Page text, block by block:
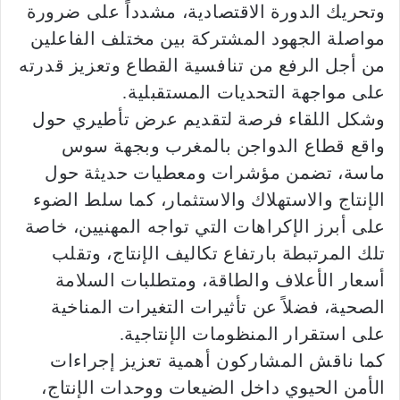
وتحريك الدورة الاقتصادية، مشدداً على ضرورة
مواصلة الجهود المشتركة بين مختلف الفاعلين
من أجل الرفع من تنافسية القطاع وتعزيز قدرته
على مواجهة التحديات المستقبلية.
وشكل اللقاء فرصة لتقديم عرض تأطيري حول
واقع قطاع الدواجن بالمغرب وبجهة سوس
ماسة، تضمن مؤشرات ومعطيات حديثة حول
الإنتاج والاستهلاك والاستثمار، كما سلط الضوء
على أبرز الإكراهات التي تواجه المهنيين، خاصة
تلك المرتبطة بارتفاع تكاليف الإنتاج، وتقلب
أسعار الأعلاف والطاقة، ومتطلبات السلامة
الصحية، فضلاً عن تأثيرات التغيرات المناخية
على استقرار المنظومات الإنتاجية.
كما ناقش المشاركون أهمية تعزيز إجراءات
الأمن الحيوي داخل الضيعات ووحدات الإنتاج،